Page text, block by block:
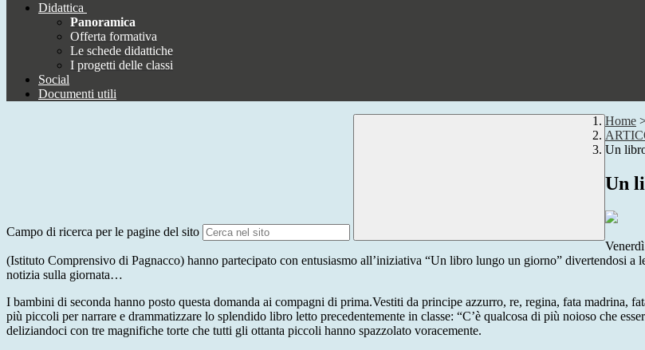
Didattica
Panoramica
Offerta formativa
Le schede didattiche
I progetti delle classi
Social
Documenti utili
Campo di ricerca per le pagine del sito
Home
Un
Un
(Istituto Comprensivo di Pagnacco) hanno partecipato con entusiasmo all’iniziativa “Un libro lungo un giorno” divertendosi
notizia sulla giornata…
I bambini di seconda hanno posto questa domanda ai compagni di prima.Vestiti da principe azzurro, re, regina, fata madrina,
più piccoli per narrare e drammatizzare lo splendido libro letto precedentemente in classe: “C’è qualcosa di più noioso che
deliziandoci con tre magnifiche torte che tutti gli ottanta piccoli hanno spazzolato voracemente.